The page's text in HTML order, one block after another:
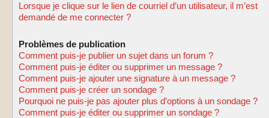
Lorsque je clique sur le lien de courriel d’un utilisateur, il m’est
demandé de me connecter ?
Problèmes de publication
Comment puis-je publier un sujet dans un forum ?
Comment puis-je éditer ou supprimer un message ?
Comment puis-je ajouter une signature à un message ?
Comment puis-je créer un sondage ?
Pourquoi ne puis-je pas ajouter plus d’options à un sondage ?
Comment puis-je éditer ou supprimer un sondage ?